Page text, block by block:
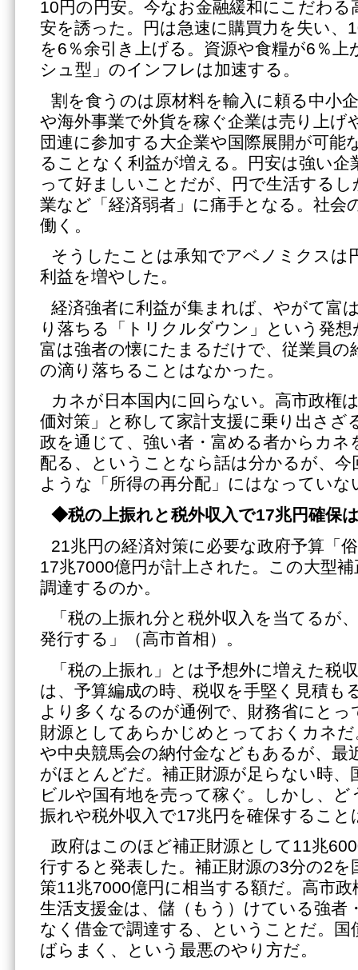
10円の円安。今なお金融緩和にこだわる
安を誘った。円は急速に購買力を失い、
を6％余引き上げる。資源や食糧が6％
シュ型」のインフレは加速する。
割を食うのは原材料を輸入に頼る中小
や海外事業で外貨を稼ぐ企業は売り上げ
団連に参加する大企業や国際展開が可能
ることなく利益が増える。円安は強い企
って好ましいことだが、円で生活する
業など「経済弱者」に痛手となる。社会
働く。
そうしたことは承知でアベノミクスは
利益を増やした。
経済強者に利益が集まれば、やがて富
り落ちる「トリクルダウン」という発
富は強者の懐にたまるだけで、従業員の
の滴り落ちることはなかった。
カネが日本国内に回らない。高市政権
価対策」と称して家計支援に乗り出さざ
政を通じて、強い者・富める者からカネ
配る、ということなら話は分かるが、今
ような「所得の再分配」にはなっていな
◆税の上振れと税外収入で17兆円確保
21兆円の経済対策に必要な政府予算「
17兆7000億円が計上された。この大型
調達するのか。
「税の上振れ分と税外収入を当てるが
発行する」（高市首相）。
「税の上振れ」とは予想外に増えた税
は、予算編成の時、税収を手堅く見積も
より多くなるのが通例で、財務省にとっ
財源としてあらかじめとっておくカネ
や中央競馬会の納付金などもあるが、最
がほとんどだ。補正財源が足らない時、
ビルや国有地を売って稼ぐ。しかし、
振れや税外収入で17兆円を確保すること
政府はこのほど補正財源として11兆
行すると発表した。補正財源の3分の2を
策11兆7000億円に相当する額だ。高市
生活支援金は、儲（もう）けている強者
なく借金で調達する、ということだ。
ばらまく、という最悪のやり方だ。